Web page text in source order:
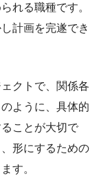
れる職種です。
計画を完遂でき
クトで、関係各
ように、具体的
ことが大切で
形にするための
す。